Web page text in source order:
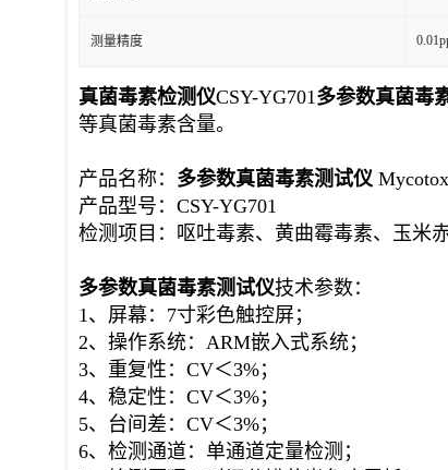
测量精度
真菌毒素检测仪CSY-YG701多参数真菌毒
等真菌毒素含量。
产品名称： 多参数真菌毒素测试仪
产品型号：CSY-YG701
检测项目： 呕吐毒素、 黄曲霉毒素、玉米
多参数真菌毒素测试仪技术参数：
1、屏幕：7寸彩色触控屏；
2、操作系统：ARM嵌入式系统；
3、重复性：CV＜3%；
4、稳定性：CV＜3%；
5、台间差：CV＜3%；
6、检测通道：单通道定量检测；